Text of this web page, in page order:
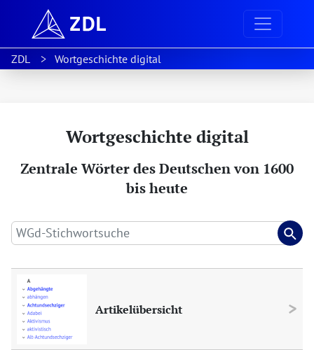
ZDL Wortgeschichte digital
Wortgeschichte digital
Zentrale Wörter des Deutschen von 1600
bis heute
Artikelübersicht